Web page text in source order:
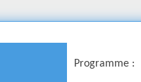
Programme :